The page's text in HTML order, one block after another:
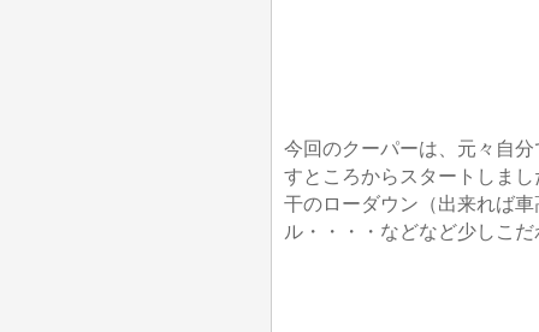
今回のクーパーは、元々自
すところからスタートしま
干のローダウン（出来れば
ル・・・・などなど少しこ